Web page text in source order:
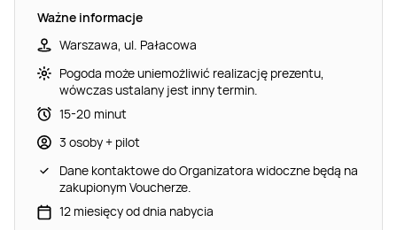
Ważne informacje
Warszawa, ul. Pałacowa
Pogoda może uniemożliwić realizację prezentu,
wówczas ustalany jest inny termin.
15-20 minut
3 osoby + pilot
Dane kontaktowe do Organizatora widoczne będą na
zakupionym Voucherze.
12 miesięcy od dnia nabycia